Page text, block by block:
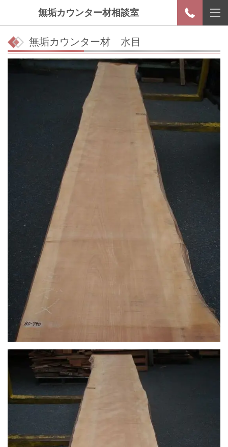
無垢カウンター材相談室
無垢カウンター材 水目